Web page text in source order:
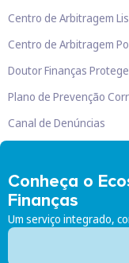
Conheça o
Finanças
Um serviço integrado,
Centro de Arbitragem
Centro de Arbitragem
Doutor Finanças Protege
Plano de Prevenção
Canal de Denúncias
Doutor Finanças, Lda